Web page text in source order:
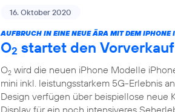
16. Oktober 2020
AUFBRUCH IN EINE NEUE ÄRA MIT DEM IPHONE
O2 startet den Vorverkauf
O2 wird die neuen iPhone Modelle
mini inkl. leistungsstarkem 5G-Erlebnis
Design verfügen über beispiellose neue
Display für ein noch intensiveres